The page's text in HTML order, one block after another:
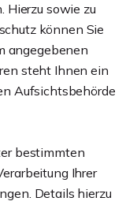
Hierzu sowie zu
können Sie
angegebenen
steht Ihnen ein
Aufsichtsbehörde
bestimmten
Ihrer
Details hierzu